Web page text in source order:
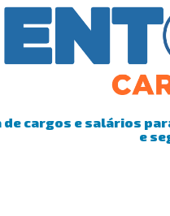
de cargos e salários
e